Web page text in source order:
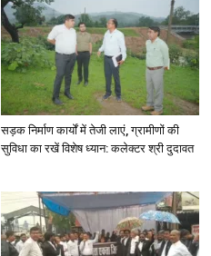
सड़क निर्माण कार्यों में तेजी लाएं, ग्रामीणों की
सुविधा का रखें विशेष ध्यान: कलेक्टर श्री दुदावत